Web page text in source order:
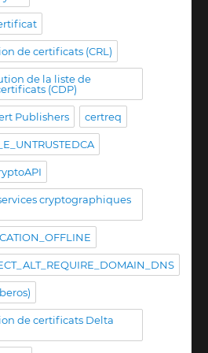
de certificats (CRL)
de la liste de
(CDP)
Publishers certreq
cryptographiques
de certificats Delta